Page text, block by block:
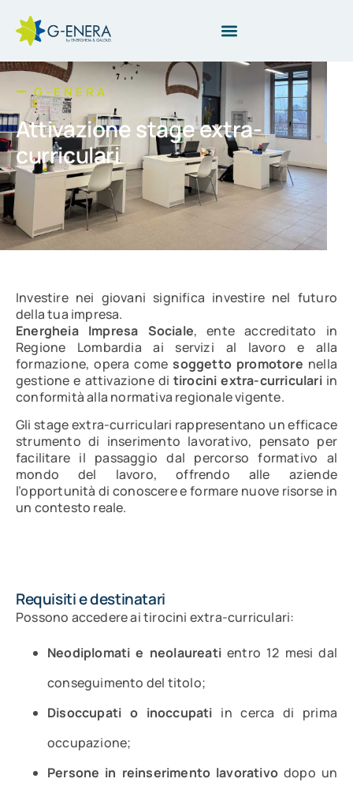
G-ENERA
Attivazione stage extra-
curriculari
Investire nei giovani significa investire nel futuro
della tua impresa.
Energheia Impresa Sociale, ente accreditato in
Regione Lombardia ai servizi al lavoro e alla
formazione, opera comesoggetto promotore nella
gestione e attivazione di tirocini extra-curriculariin
conformità alla normativa regionale vigente.
Gli stage extra-curriculari rappresentano un efficace
strumento di inserimento lavorativo, pensato per
facilitare il passaggio dal percorso formativo al
mondo del lavoro, offrendo alle aziende
l’opportunità di conoscere e formare nuove risorse in
un contesto reale.
Requisiti e destinatari
Possono accedere ai tirocini extra-curriculari:
Neodiplomati e neolaureatientro 12 mesi dal
conseguimento del titolo;
Disoccupati o inoccupati in cerca di prima
occupazione;
Persone in reinserimento lavorativo dopo un